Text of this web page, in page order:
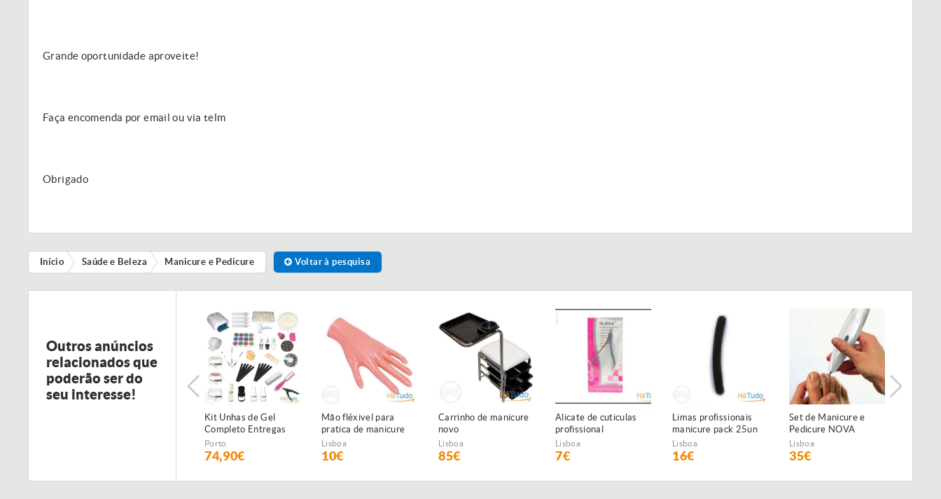
Grande oportunidade aproveite!
Faça encomenda por email ou via telm
Obrigado
Início Saúde e Beleza Manicure e Pedicure Voltar à pesquisa
Outros anúncios
relacionados que
poderão ser do
seu interesse!
Kit Unhas de Gel
Completo Entregas
em 24h
Porto
74,90€
Mão fléxivel para
pratica de manicure
Lisboa
10€
Carrinho de manicure
novo
Lisboa
85€
Alicate de cuticulas
profissional
Lisboa
7€
Limas profissionais
manicure pack 25un
Lisboa
16€
Set de Manicure e
Pedicure NOVA
Lisboa
35€